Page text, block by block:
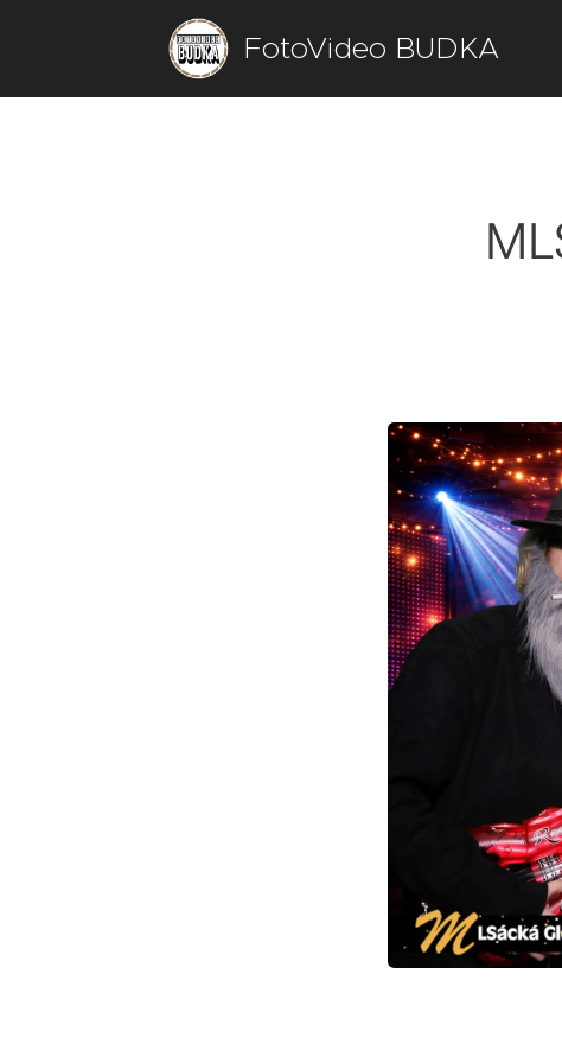
FotoVideo BUDKA